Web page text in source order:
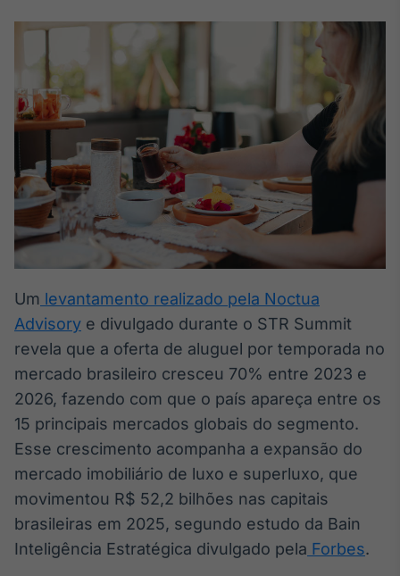
conteúdos
personalizados
Soluções de Dados
e Conteúdos
Broadcast
OTC
Plataforma para
negociação de
Broadcast
Datafeed
APIs para
integração de
conteúdos e
dados
Broadcast
Ticker
Cotações e
headlines de
notícias
Um levantamento realizado pela Noctua
Advisory e divulgado durante o STR Summit
revela que a oferta de aluguel por temporada no
mercado brasileiro cresceu 70% entre 2023 e
2026, fazendo com que o país apareça entre os
15 principais mercados globais do segmento.
Esse crescimento acompanha a expansão do
mercado imobiliário de luxo e superluxo, que
movimentou R$ 52,2 bilhões nas capitais
brasileiras em 2025, segundo estudo da Bain
Inteligência Estratégica divulgado pela Forbes.